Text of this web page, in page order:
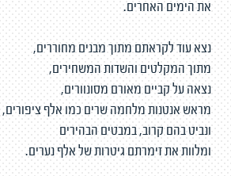
את הימים האחרים.
נצא עוד לקראתם מתוך מבנים מחוררים,
מתוך המקלטים והשדות המשחירים,
נצאה על קביים מאורם מסונוורים,
מראש אנטנות מלחמה שרים כמו אלף ציפורים,
ונביט בהם קרוב, במבטים הבהירים
ומלוות את זימרתם גיטרות של אלף נערים.